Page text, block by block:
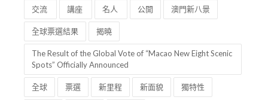
交流 講座 名人 公開 澳門新八景
全球票選結果 揭曉
The Result of the Global Vote of “Macao New Eight Scenic
Spots” Officially Announced
全球 票選 新里程 新面貌 獨特性